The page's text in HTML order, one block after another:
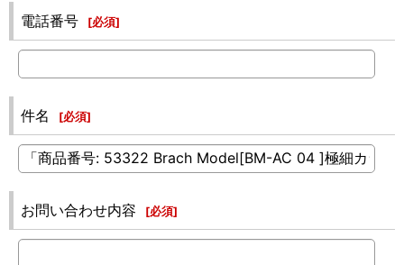
電話番号 [必須]
件名 [必須]
お問い合わせ内容 [必須]